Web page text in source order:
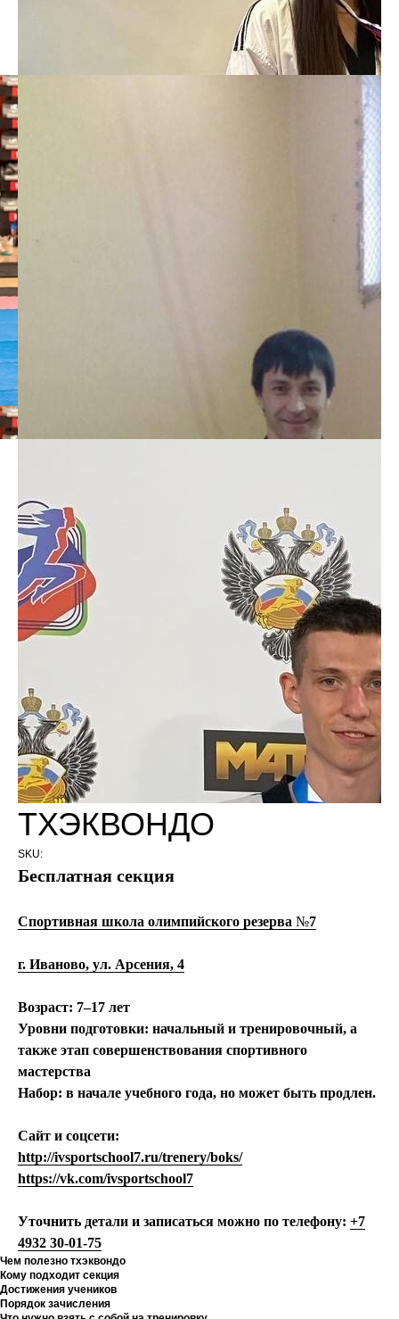
ТХЭКВОНДО
SKU:
Бесплатная секция
Спортивная школа олимпийского резерва №7
г. Иваново, ул. Арсения, 4
Возраст: 7–17 лет
Уровни подготовки: начальный и тренировочный, а
также этап совершенствования спортивного
мастерства
Набор: в начале учебного года, но может быть продлен.
Сайт и соцсети:
http://ivsportschool7.ru/trenery/boks/
https://vk.com/ivsportschool7
Уточнить детали и записаться можно по телефону: +7
4932 30-01-75
Чем полезно тхэквондо
Кому подходит секция
Достижения учеников
Порядок зачисления